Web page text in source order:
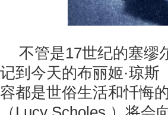
不管是17世纪的塞缪
记到今天的布丽姬·琼斯
容都是世俗生活和忏悔